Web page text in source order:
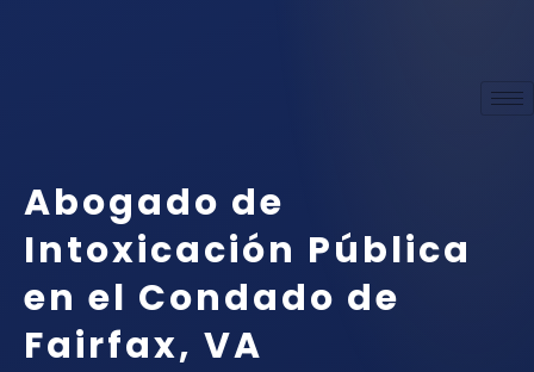
Abogado de
Intoxicación Pública
en el Condado de
Fairfax, VA